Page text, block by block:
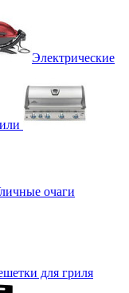
Электрические
очаги
для гриля